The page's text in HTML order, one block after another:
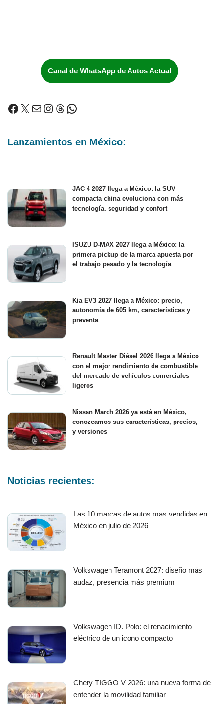
Canal de WhatsApp de Autos Actual
Lanzamientos en México:
JAC 4 2027 llega a México: la SUV
compacta china evoluciona con más
tecnología, seguridad y confort
ISUZU D-MAX 2027 llega a México: la
primera pickup de la marca apuesta por
el trabajo pesado y la tecnología
Kia EV3 2027 llega a México: precio,
autonomía de 605 km, características y
preventa
Renault Master Diésel 2026 llega a México
con el mejor rendimiento de combustible
del mercado de vehículos comerciales
ligeros
Nissan March 2026 ya está en México,
conozcamos sus características, precios,
y versiones
Noticias recientes:
Las 10 marcas de autos mas vendidas en
México en julio de 2026
Volkswagen Teramont 2027: diseño más
audaz, presencia más premium
Volkswagen ID. Polo: el renacimiento
eléctrico de un icono compacto
Chery TIGGO V 2026: una nueva forma de
entender la movilidad familiar